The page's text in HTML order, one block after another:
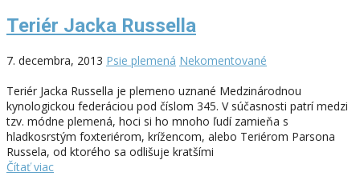
Teriér Jacka Russella
7. decembra, 2013 Psie plemená Nekomentované
Teriér Jacka Russella je plemeno uznané Medzinárodnou
kynologickou federáciou pod číslom 345. V súčasnosti patrí medzi
tzv. módne plemená, hoci si ho mnoho ľudí zamieňa s
hladkosrstým foxteriérom, krížencom, alebo Teriérom Parsona
Russela, od ktorého sa odlišuje kratšími
Čítať viac